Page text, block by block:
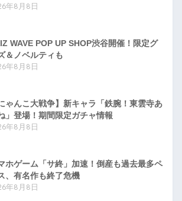
年8月8日
WAVE POP UP SHOP渋谷開催！限定グ
＆ノベルティも
年8月8日
にゃんこ大戦争】新キャラ「鉄腕！東雲寺あ
」登場！期間限定ガチャ情報
年8月8日
ホゲーム「サ終」加速！倒産も過去最多ペ
、有名作も終了危機
年8月8日